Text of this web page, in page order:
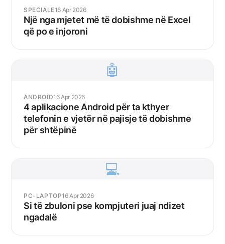
SPECIALE16 Apr 2026
Një nga mjetet më të dobishme në Excel
që po e injoroni
🤖
ANDROID16 Apr 2026
4 aplikacione Android për ta kthyer
telefonin e vjetër në pajisje të dobishme
për shtëpinë
💻
PC-LAPTOP16 Apr 2026
Si të zbuloni pse kompjuteri juaj ndizet
ngadalë